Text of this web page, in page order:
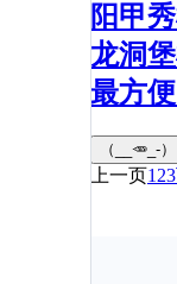
阳甲
龙洞
最方
（__🥕_-）
上一页1 23